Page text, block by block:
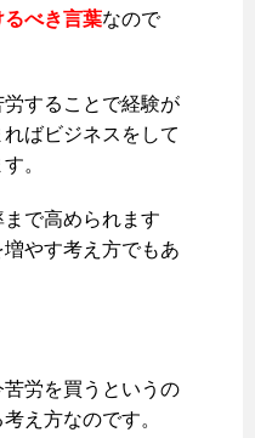
べき言葉なので
することで経験が
ばビジネスをして
。
で高められます
やす考え方でもあ
労を買うというの
え方なのです。